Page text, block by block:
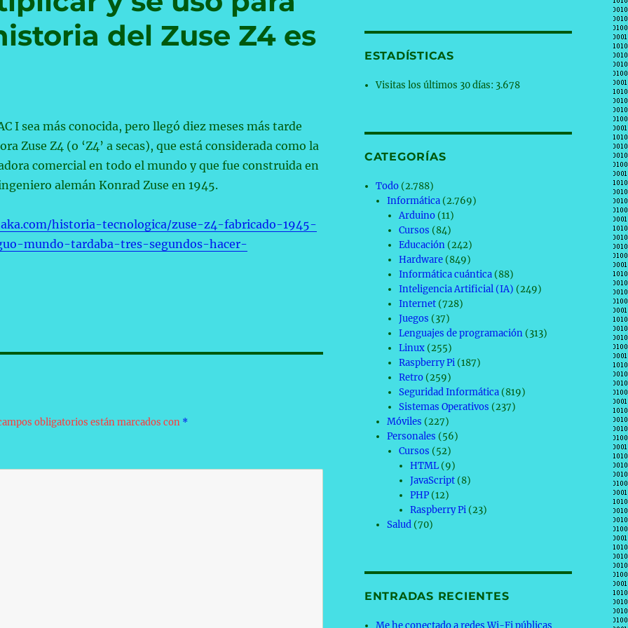
del Zuse Z4 es
I sea más conocida, pero llegó diez meses más tarde
Zuse Z4 (o ‘Z4’ a secas), que está considerada como la
comercial en todo el mundo y que fue construida en
alemán Konrad Zuse en 1945.
historia-tecnologica/zuse-z4-fabricado-1945-
mundo-tardaba-tres-segundos-hacer-
obligatorios están marcados con *
ESTADÍSTICAS
Visitas los últimos 30 días: 3.678
CATEGORÍAS
Todo (2.788)
Informática (2.769)
Arduino(11)
Cursos (84)
Educación(242)
Hardware(849)
Informática cuántica(88)
Inteligencia Artificial (IA) (249)
Internet(728)
Juegos (37)
Lenguajes de programación(313)
Linux(255)
Raspberry Pi(187)
Retro(259)
Seguridad Informática(819)
Sistemas Operativos (237)
Móviles (227)
Personales (56)
Cursos (52)
HTML(9)
JavaScript(8)
PHP(12)
Raspberry Pi(23)
Salud (70)
ENTRADAS RECIENTES
Me he conectado a redes Wi-Fi públicas